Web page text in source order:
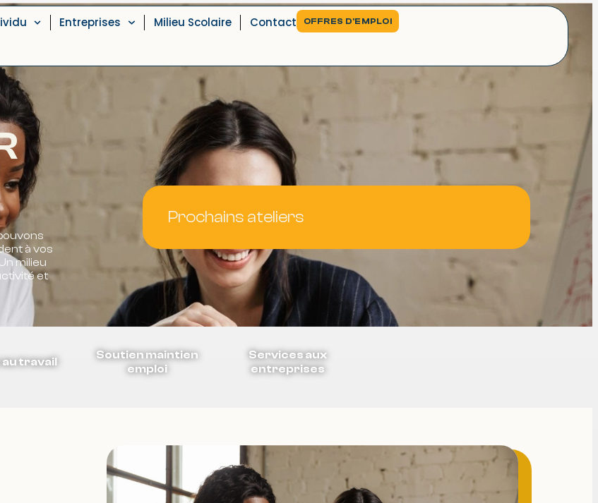
Entreprises Milieu Scolaire Contact OFFRES D'EMPLOI
à vos
milieu
et
Prochains ateliers
travail
Soutien maintien
emploi
Services aux
entreprises